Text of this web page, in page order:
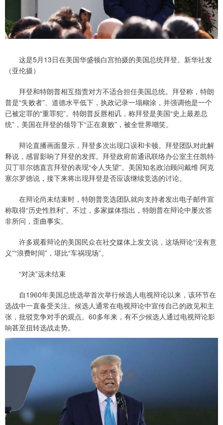
这是5月13日在美国华盛顿白宫拍摄的美国总统拜登。新华社发
（亚伦摄）
拜登和特朗普相互指责对方不适合担任美国总统。拜登称，特朗
普是“失败者”、道德水平低下，执政记录一塌糊涂，并强调他是一个
已被定罪的“重罪犯”。特朗普反唇相讥，称拜登是美国“史上最差总
统”，美国在拜登的领导下“正在衰败”，被全世界嘲笑。
辩论直播画面显示，拜登多次出现口误和卡顿。拜登团队对此解
释说，感冒影响了拜登的发挥。拜登政府前通讯联络办公室主任凯特·
贝丁菲尔德直言拜登的表现“令人失望”。美国知名政治顾问戴维·阿克
塞尔罗德说，接下来将出现拜登是否应该继续竞选的讨论。
在辩论尚未结束时，特朗普竞选团队就向支持者发出电子邮件宣
称取得“历史性胜利”。不过，多家媒体指出，特朗普在辩论中屡次答
非所问，歪曲事实。
许多观看辩论的美国民众在社交媒体上发文说，这场辩论“没有意
义”“浪费时间”，堪比“车祸现场”。
“对决”远未结束
自1960年美国总统选举首次举行候选人电视辩论以来，该环节在
选战中一直备受关注。候选人通常在电视辩论中宣传自己的政见和主
张，批驳竞争对手的观点。60多年来，有不少候选人通过电视辩论影
响甚至扭转选战走势。